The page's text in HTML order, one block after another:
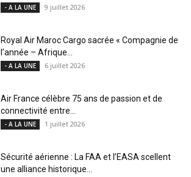
- A LA UNE 9 juillet 2026
Royal Air Maroc Cargo sacrée « Compagnie de
l’année – Afrique...
- A LA UNE 6 juillet 2026
Air France célèbre 75 ans de passion et de
connectivité entre...
- A LA UNE 1 juillet 2026
Sécurité aérienne : La FAA et l’EASA scellent
une alliance historique...